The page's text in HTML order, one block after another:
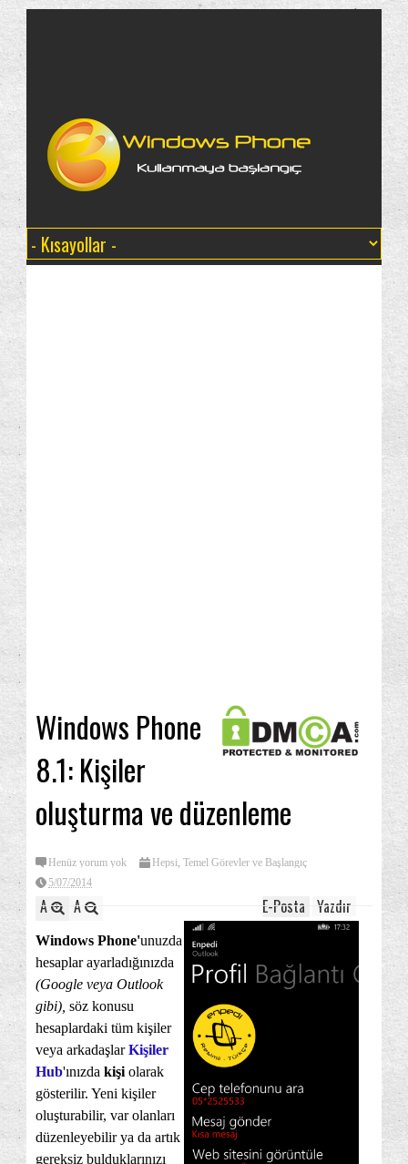
Windows Phone
8.1: Kişiler
oluşturma ve düzenleme
Henüz yorum yok Hepsi, Temel Görevler ve Başlangıç
5/07/2014
A A Yazdır
E-Posta
Windows Phone'unuzda
hesaplar ayarladığınızda
(Google veya Outlook
gibi), söz konusu
hesaplardaki tüm kişiler
veya arkadaşlarKişiler
Hub'ınızda kişi olarak
gösterilir. Yeni kişiler
oluşturabilir, var olanları
düzenleyebilir ya da artık
gereksiz bulduklarınızı